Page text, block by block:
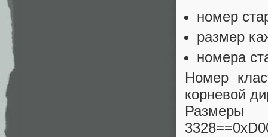
номер
размер
номера
Номер
корневой
Размеры